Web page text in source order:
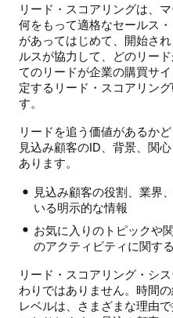
リード・スコアリングは、
何をもって適格なセールス
があってはじめて、開始さ
ルスが協力して、どのリー
てのリードが企業の購買サ
定するリード・スコアリン
す。
リードを追う価値があるか
見込み顧客のID、背景、関
あります。
見込み顧客の役割、業界
いる明示的な情報
お気に入りのトピックや
のアクティビティに関す
リード・スコアリング・シ
わりではありません。時間
レベルは、さまざまな理由